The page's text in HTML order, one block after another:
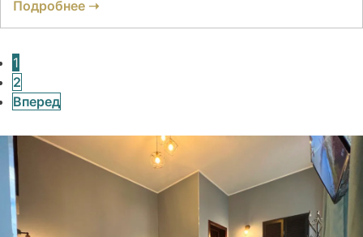
Подробнее ➝
Posts
navigation
1
2
Вперед